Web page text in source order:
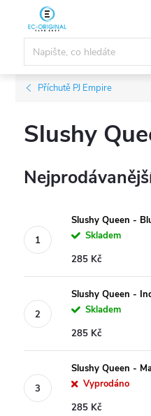
obsah
Příchutě PJ Empire
Slushy
Slushy Queen -
Skladem
285 Kč
Slushy Queen -
Skladem
285 Kč
Slushy Queen -
Vyprodáno
285 Kč